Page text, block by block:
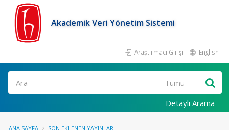
Akademik Veri Yönetim Sistemi
Araştırmacı Girişi English
Ara
Detaylı Arama
ANA SAYFA SON EKLENEN YAYINLAR